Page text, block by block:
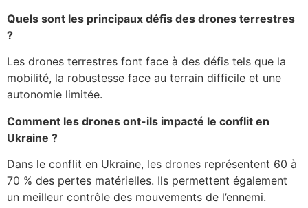
Quels sont les principaux défis des drones terrestres
?
Les drones terrestres font face à des défis tels que la
mobilité, la robustesse face au terrain difficile et une
autonomie limitée.
Comment les drones ont-ils impacté le conflit en
Ukraine ?
Dans le conflit en Ukraine, les drones représentent 60 à
70 % des pertes matérielles. Ils permettent également
un meilleur contrôle des mouvements de l’ennemi.